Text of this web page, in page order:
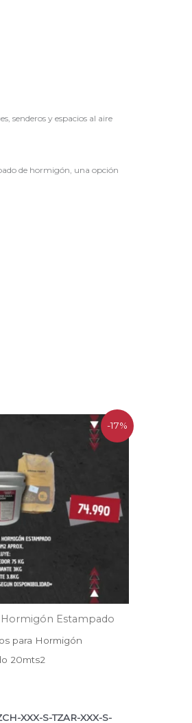
senderos y espacios al aire
de hormigón, una opción
-17%
Hormigón Estampado
para Hormigón
20mts2
XXX-S-TZAR-XXX-S-
es:
$63.017.